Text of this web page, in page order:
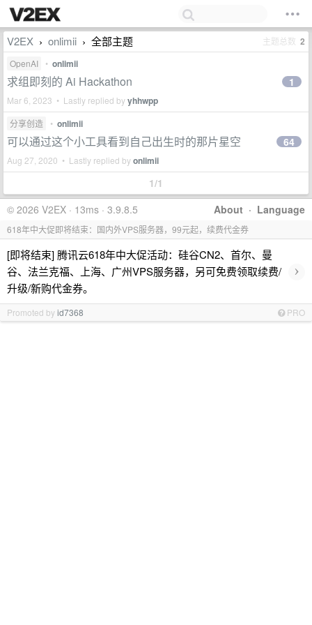
V2EX › onlimii › 全部主题 主题总数 2
OpenAI • onlimii
求组即刻的 Ai Hackathon
Mar 6, 2023 • Lastly replied byyhhwpp
1
分享创造 • onlimii
可以通过这个小工具看到自己出生时的那片星空
Aug 27, 2020 • Lastly replied byonlimii
64
1/1
About · Language
© 2026 V2EX · 13ms · 3.9.8.5
618年中大促即将结束：国内外VPS服务器，99元起，续费代金券
[即将结束] 腾讯云618年中大促活动：硅谷CN2、首尔、曼
谷、法兰克福、上海、广州VPS服务器，另可免费领取续费/
升级/新购代金券。
›
Promoted byid7368 PRO